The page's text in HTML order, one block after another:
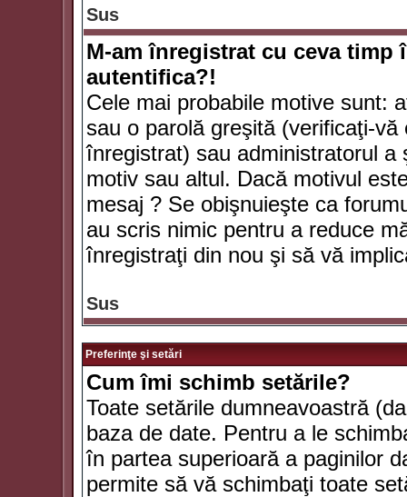
Sus
M-am înregistrat cu ceva timp
autentifica?!
Cele mai probabile motive sunt:
sau o parolă greşită (verificaţi-
înregistrat) sau administratorul
motiv sau altul. Dacă motivul
mesaj ? Se obişnuieşte ca
au scris nimic pentru a reduce
înregistraţi din nou şi să vă
Sus
Preferinţe şi setări
Cum îmi schimb setările?
Toate setările dumneavoastră
baza de date. Pentru a le
în partea superioară a paginilor
permite să vă schimbaţi toate